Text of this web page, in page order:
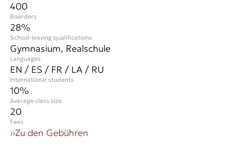
400
Boarders
28%
School-leaving qualifications
Gymnasium, Realschule
Average class size
20
International students
10%
Languages
EN / ES / FR / LA / RU
Fees
››Zu den Gebühren